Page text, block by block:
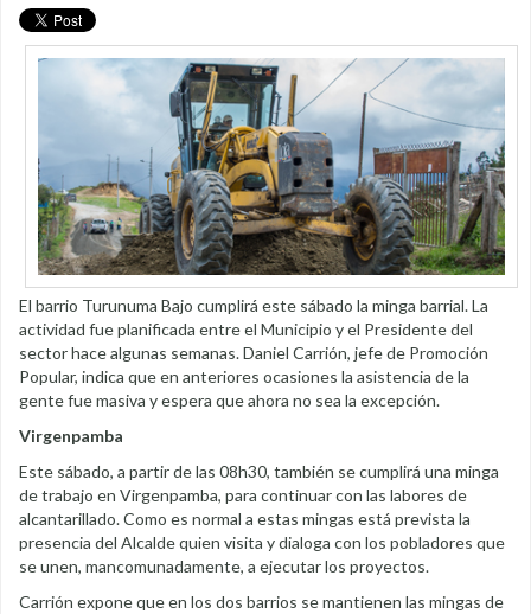
El barrio Turunuma Bajo cumplirá este sábado la minga barrial. La
actividad fue planificada entre el Municipio y el Presidente del
sector hace algunas semanas. Daniel Carrión, jefe de Promoción
Popular, indica que en anteriores ocasiones la asistencia de la
gente fue masiva y espera que ahora no sea la excepción.
Virgenpamba
Este sábado, a partir de las 08h30, también se cumplirá una minga
de trabajo en Virgenpamba, para continuar con las labores de
alcantarillado. Como es normal a estas mingas está prevista la
presencia del Alcalde quien visita y dialoga con los pobladores que
se unen, mancomunadamente, a ejecutar los proyectos.
Carrión expone que en los dos barrios se mantienen las mingas de